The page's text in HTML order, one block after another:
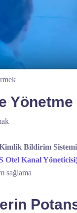
Yönetme
Bildirim Sistemi
Otel Kanal
sağlama